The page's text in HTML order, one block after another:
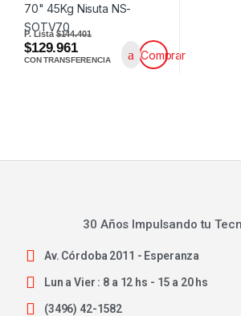
P. Lista$144.401
$129.961
CON TRANSFERENCIA Comprar
30 Años Impulsando tu
Av. Córdoba 2011 - Esperanza
Lun a Vier : 8 a 12 hs - 15 a 20 hs
(3496) 42-1582